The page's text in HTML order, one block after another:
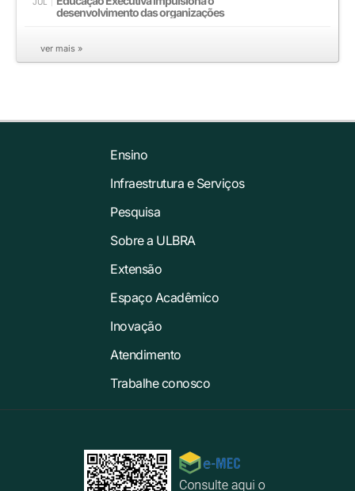
desenvolvimento das organizações
ver mais »
Ensino
Infraestrutura e Serviços
Pesquisa
Sobre a ULBRA
Extensão
Espaço Acadêmico
Inovação
Atendimento
Trabalhe conosco